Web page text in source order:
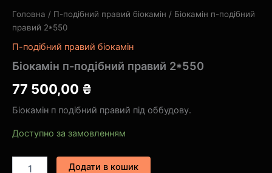
Головна / П-подібний правий біокамін / Біокамін п-подібний
правий 2*550
П-подібний правий біокамін
Біокамін п-подібний правий 2*550
77 500,00 ₴
Біокамін п подібний правий під оббудову.
Доступно за замовленням
правий
2*550
кількість
Додати в кошик